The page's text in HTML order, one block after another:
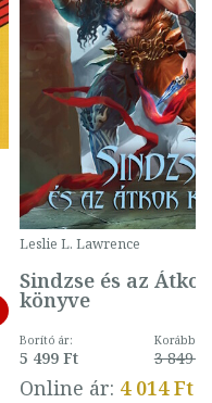
Leslie L. Lawrence
Sindzse és az Átkok
könyve
Borító ár:
5 499 Ft
Korábbi
3 849 Ft
Online ár: 4 014 Ft